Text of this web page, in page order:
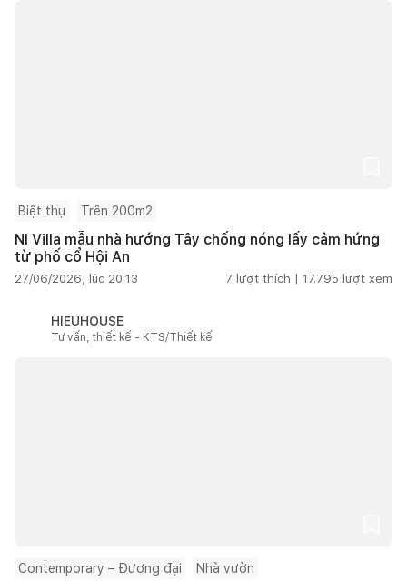
Biệt thự Trên 200m2
NI Villa mẫu nhà hướng Tây chống nóng lấy cảm hứng
từ phố cổ Hội An
27/06/2026, lúc 20:13 7 lượt thích | 17.795 lượt xem
HIEUHOUSE
Tư vấn, thiết kế - KTS/Thiết kế
Contemporary – Đương đại Nhà vườn